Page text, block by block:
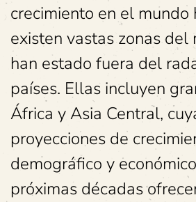
crecimiento en el mundo
existen vastas zonas del
han estado fuera del
países. Ellas incluyen
África y Asia Central,
proyecciones de
demográfico y
próximas décadas